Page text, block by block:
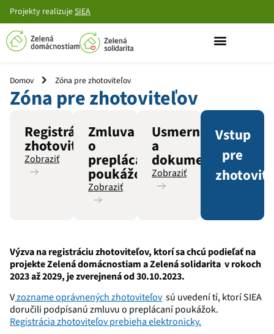
Projekty realizujeSIEA
Domov Zóna pre zhotoviteľov
Zóna pre zhotoviteľov
Registrácia
zhotoviteľov
Zobraziť
Zmluva
o
preplácaní
poukážok
Zobraziť
Usmernenia
a
dokumenty
Zobraziť
Vstup
pre
Výzva na registráciu zhotoviteľov, ktorí sa chcú podieľať na
projekte Zelená domácnostiam a Zelená solidarita v rokoch
2023 až 2029, je zverejnená od 30.10.2023.
Vzozname oprávnených zhotoviteľovsú uvedení tí, ktorí SIEA
doručili podpísanú zmluvu o preplácaní poukážok.
Registrácia zhotoviteľov prebieha elektronicky.